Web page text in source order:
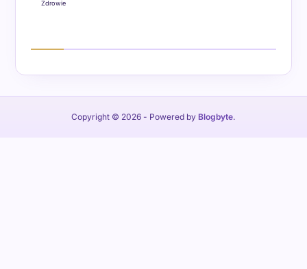
Zdrowie
Copyright © 2026 - Powered by Blogbyte.